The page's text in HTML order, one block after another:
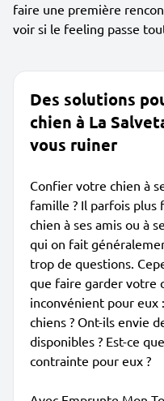
faire une première
voir si le feeling passe
Des solutions
chien à La
vous ruiner
Confier votre chien à
famille ? Il parfois
chien à ses amis ou à
qui on fait
trop de questions.
que faire garder votre
inconvénient pour
chiens ? Ont-ils envie
disponibles ? Est-ce
contrainte pour eux ?